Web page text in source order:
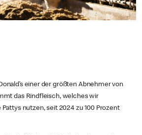
einer der größten Abnehmer von
das Rindfleisch, welches wir
nutzen, seit 2024 zu 100 Prozent